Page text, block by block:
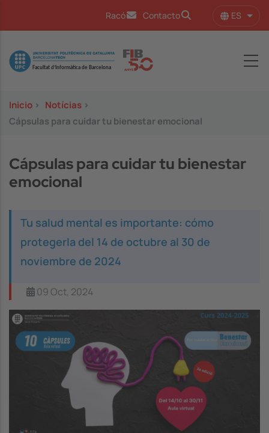
Racó Contacto ES
Image
Inicio > Notícias >
Cápsulas para cuidar tu bienestar emocional
Cápsulas para cuidar tu bienestar
emocional
Tu salud mental es importante: cómo
protegerla del 14 de octubre al 30 de
noviembre de 2024
09 Oct, 2024
Image